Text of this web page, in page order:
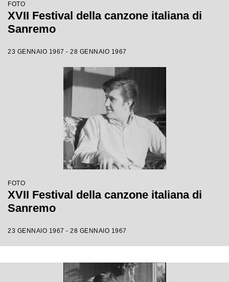
FOTO
XVII Festival della canzone italiana di
Sanremo
23 GENNAIO 1967 - 28 GENNAIO 1967
FOTO
XVII Festival della canzone italiana di
Sanremo
23 GENNAIO 1967 - 28 GENNAIO 1967